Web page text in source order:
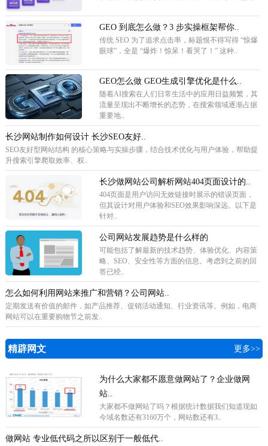
GEO 到底怎么做？3 步实操框架帮你..
传统 SEO 为了追求点击率，标题恨不得写得 “惊爆
眼球”，全是 “爆炸！惊呆！看哭了！” 这种..
GEO怎么做 GEO生成引擎优化是什么..
随着AI搜索在人们日常生活中的应用日益频繁，其
流量呈现出不断增长的态势，在搜索领域逐渐占据
重要地..
长沙网站制作如何设计 长沙SEO友好..
SEO友好型网站结构 的核心策略与实操步骤，结合技术优化与用户体验，帮助提
升搜索引擎爬取效率、权..
长沙做网站公司解析网站404页面设计的..
404页面是用户访问无效链接时展示的错误页面，
但其设计对用户体验和SEO效果影响深远。以下是
针对..
公司网站发展趋势是什么样的
可能包括了解最新的技术趋势、体验优化、内容策
略、SEO、安全性等方面的信息。考虑到之前的回
答已经..
怎么如何利用网站来推广和营销？公司网站..
定期发送有价值的邮件，如产品推荐、促销活动通知、行业资讯等。例如，电商
网站可以在重要购物节之前发..
精辟网文 更多>>
为什么大家都不愿意做网站了？企业做网
站..
​大家都不做网站了吗？根据统计数据我们知道现如
今域名数还有3160万个，网站数还有3..
做网站 专业低代码之所以区别于一般低代..